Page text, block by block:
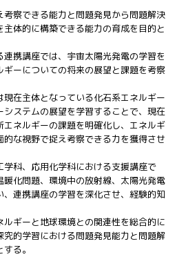
分科会 年次
会合
ターコンテ
スト
APRSAF教員
セミナー
ISEB（国際
宇宙教育会
ISEB学生派
遣プログラ
ム
察できる能力と問題発見から問題解決
体的に構築できる能力の育成を目的と
携講座では、宇宙太陽光発電の学習を
ーについての将来の展望と課題を考察
在主体となっている化石系エネルギー
ステムの展望を学習することで、現在
ネルギーの課題を明確化し、エネルギ
な視野で捉え考察できる力を獲得させ
科、応用化学科における支援講座で
化問題、環境中の放射線、太陽光発電
連携講座の学習を深化させ、経験的知
ギーと地球環境との関連性を総合的に
的学習における問題発見能力と問題解
る。